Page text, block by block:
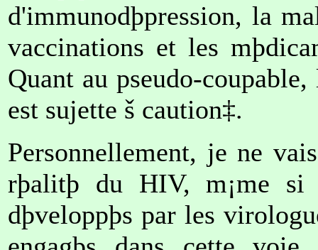
d'immunodþpression, la
vaccinations et les
Quant au pseudo-
est sujette š caution‡.
Personnellement, je ne
rþalitþ du HIV, m¡me si
dþveloppþs par les